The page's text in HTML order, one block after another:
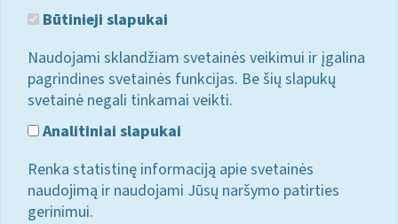
Būtinieji slapukai
Naudojami sklandžiam svetainės veikimui ir įgalina
pagrindines svetainės funkcijas. Be šių slapukų
svetainė negali tinkamai veikti.
Analitiniai slapukai
Renka statistinę informaciją apie svetainės
naudojimą ir naudojami Jūsų naršymo patirties
gerinimui.